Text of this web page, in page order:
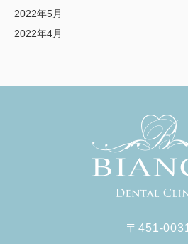
2022年5月
2022年4月
〒451-0031